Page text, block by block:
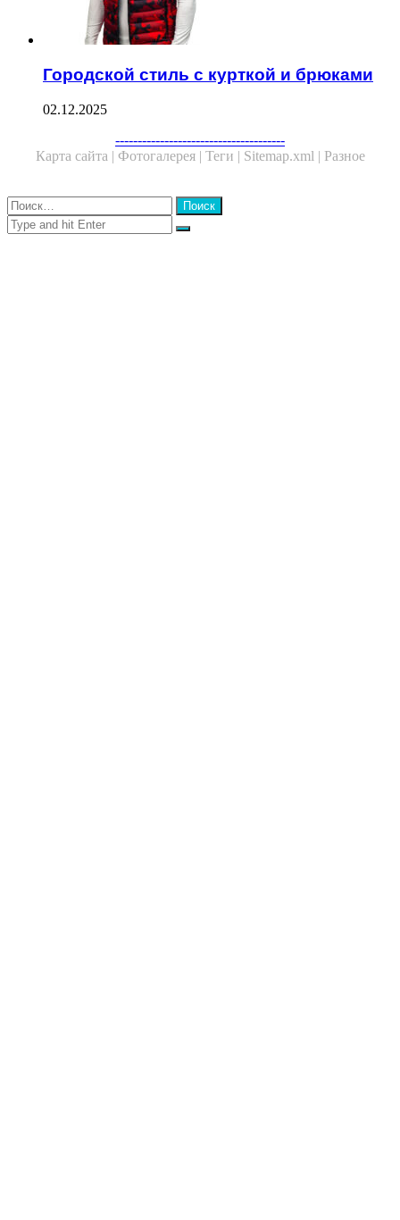
Городской стиль с курткой и брюками
02.12.2025
--------------------------------------
Карта сайта | Фотогалерея | Теги | Sitemap.xml | Разное
Close
Найти:
Close
Search